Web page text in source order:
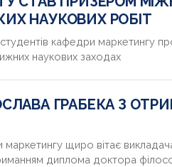
НАУКОВИХ РОБІТ
кафедри маркетингу
наукових заходах
ГРАБЕКА З
щиро вітає
диплома доктора